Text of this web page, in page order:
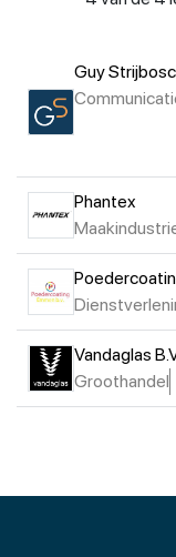
Guy
Phantex
Vandaglas
Groothandel